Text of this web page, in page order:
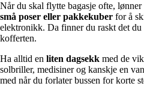
Når du skal flytte bagasje ofte,
små poser eller pakkekuber for å
elektronikk. Da finner du raskt det du
kofferten.
Ha alltid en liten dagsekk med de
solbriller, medisiner og kanskje en
med når du forlater bussen for korte